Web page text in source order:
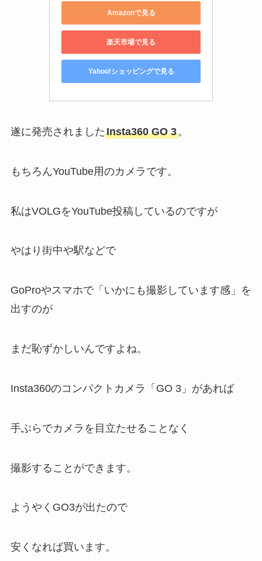
Amazonで見る
楽天市場で見る
Yahoo!ショッピングで見る
遂に発売されましたInsta360 GO 3。
もちろんYouTube用のカメラです。
私はVOLGをYouTube投稿しているのですが
やはり街中や駅などで
GoProやスマホで「いかにも撮影しています感」を
出すのが
まだ恥ずかしいんですよね。
Insta360のコンパクトカメラ「GO 3」があれば
手ぶらでカメラを目立たせることなく
撮影することができます。
ようやくGO3が出たので
安くなれば買います。